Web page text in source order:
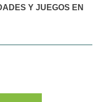
Y JUEGOS EN